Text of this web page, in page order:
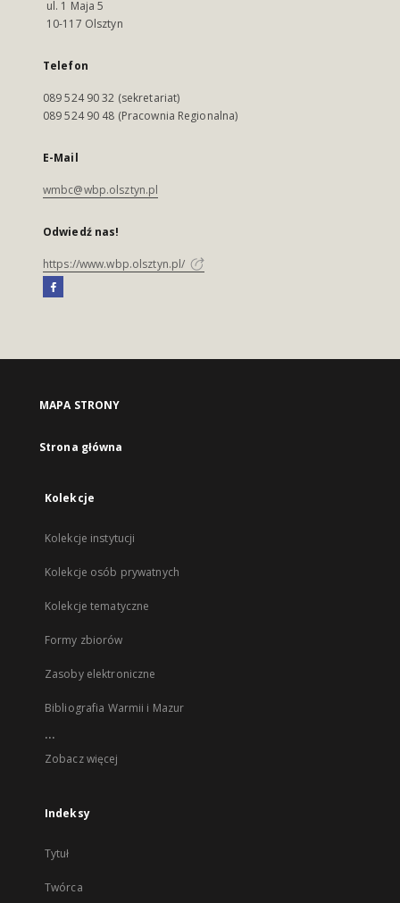
ul. 1 Maja 5
10-117 Olsztyn
Telefon
089 524 90 32 (sekretariat)
089 524 90 48 (Pracownia Regionalna)
E-Mail
wmbc@wbp.olsztyn.pl
Odwiedź nas!
https://www.wbp.olsztyn.pl/
MAPA STRONY
Strona główna
Kolekcje
Kolekcje instytucji
Kolekcje osób prywatnych
Kolekcje tematyczne
Formy zbiorów
Zasoby elektroniczne
Bibliografia Warmii i Mazur
...
Zobacz więcej
Indeksy
Tytuł
Twórca